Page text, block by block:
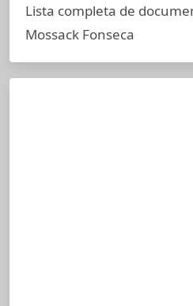
Lista completa de
Mossack Fonseca